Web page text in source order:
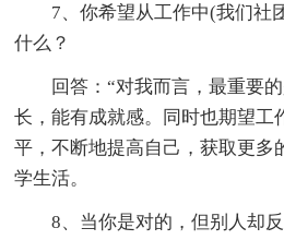
7、你希望从工作中(我们社
什么？
回答：“对我而言，最重要的
长，能有成就感。同时也期望工
平，不断地提高自己，获取更多
学生活。
8、当你是对的，但别人却反